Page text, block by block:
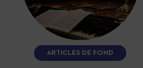
ARTICLES DE FOND